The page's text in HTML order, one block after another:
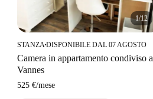
1/12
STANZA■DISPONIBILE DAL 07 AGOSTO
Camera in appartamento condiviso a
Vannes
525 €/mese